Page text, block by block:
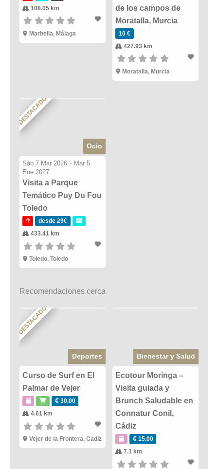
108.05 km
Marbella, Málaga
de los campos de
Moratalla, Murcia
10 €
427.93 km
Moratalla, Murcia
DESTACADO
Ocio
Sáb 7 Mar 2026 - Mar 5
Ene 2027
Visita a Parque
Temático Puy Du Fou
Toledo
desde 29€
433.41 km
Toledo, Toledo
Recomendaciones cerca
DESTACADO
Deportes
Curso de Surf en El
Palmar de Vejer
30.00
4.61 km
Vejer de la Frontera, Cadiz
Bienestar y Salud
Ecotour Moringa –
Visita guiada y
Brunch Saludable en
Connatur Conil,
Cádiz
15.00
7.1 km